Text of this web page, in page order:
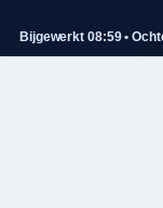
Bijgewerkt 08:59 •